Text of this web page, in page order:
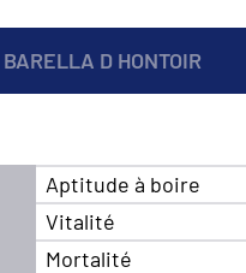
BARELLA D HONTOIR
Aptitude à boire
Vitalité
Mortalité